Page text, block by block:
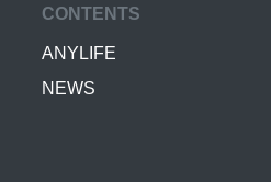
CONTENTS
ANYLIFE
NEWS